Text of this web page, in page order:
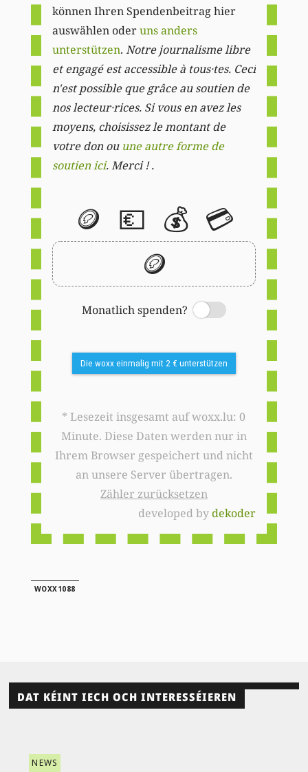
können Ihren Spendenbeitrag hier
auswählen oderuns anders
unterstützen. Notre journalisme libre
et engagé est accessible à tous·tes. Ceci
n'est possible que grâce au soutien de
nos lecteur·rices. Si vous en avez les
moyens, choisissez le montant de
votre don ou une autre forme de
soutien ici. Merci ! .
🪙 💶 💰 💳
🪙
Monatlich spenden?
Switch
Die woxx einmalig mit 2 € unterstützen
* Lesezeit insgesamt auf woxx.lu: 0
Minute. Diese Daten werden nur in
Ihrem Browser gespeichert und nicht
an unsere Server übertragen.
Zähler zurücksetzen
developed bydekoder
WOXX1088
DAT KÉINT IECH OCH INTERESSÉIEREN
NEWS